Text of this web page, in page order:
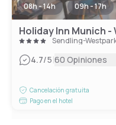
08h - 14h 09h - 17h
Holiday Inn Munich -
Sendling-
4.7/5|60 Opiniones
Cancelación gratuita
Pago en el hotel